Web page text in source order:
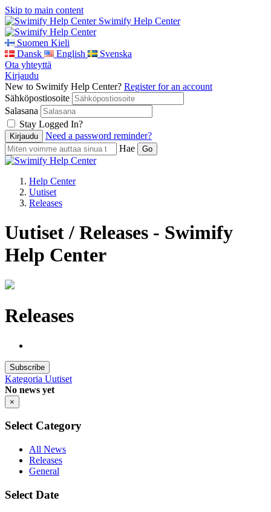
Skip to main content
Swimify Help Center
Suomen Kieli
Dansk
English
Svenska
Ota yhteyttä
Kirjaudu
New to Swimify Help Center? Register for an account
Sähköpostiosoite
Salasana
Stay Logged In?
Need a password reminder?
Hae
Help Center
Uutiset
Releases
Uutiset / Releases - Swimify
Help Center
Releases
Subscribe
Kategoria Uutiset
No news yet
×
Select Category
All News
Releases
General
Select Date